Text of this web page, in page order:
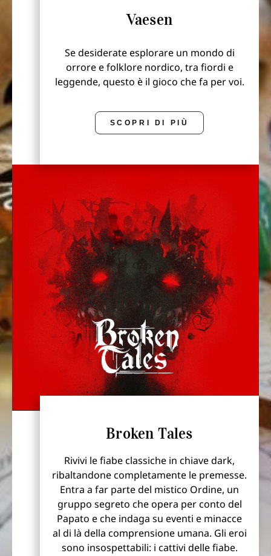
Vaesen
Se desiderate esplorare un mondo di
orrore e folklore nordico, tra fiordi e
leggende, questo è il gioco che fa per voi.
SCOPRI DI PIÙ
Broken Tales
Rivivi le fiabe classiche in chiave dark,
ribaltandone completamente le premesse.
Entra a far parte del mistico Ordine, un
gruppo segreto che opera per conto del
Papato e che indaga su eventi e minacce
al di là della comprensione umana. Gli eroi
sono insospettabili: i cattivi delle fiabe.